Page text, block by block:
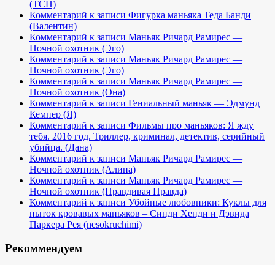
(TCH)
Комментарий к записи Фигурка маньяка Теда Банди
(Валентин)
Комментарий к записи Маньяк Ричард Рамирес —
Ночной охотник (Эго)
Комментарий к записи Маньяк Ричард Рамирес —
Ночной охотник (Эго)
Комментарий к записи Маньяк Ричард Рамирес —
Ночной охотник (Она)
Комментарий к записи Гениальный маньяк — Эдмунд
Кемпер (Я)
Комментарий к записи Фильмы про маньяков: Я жду
тебя. 2016 год. Триллер, криминал, детектив, серийный
убийца. (Дана)
Комментарий к записи Маньяк Ричард Рамирес —
Ночной охотник (Алина)
Комментарий к записи Маньяк Ричард Рамирес —
Ночной охотник (Правдивая Правда)
Комментарий к записи Убойные любовники: Куклы для
пыток кровавых маньяков – Синди Хенди и Дэвида
Паркера Рея (nesokruchimi)
Рекоммендуем